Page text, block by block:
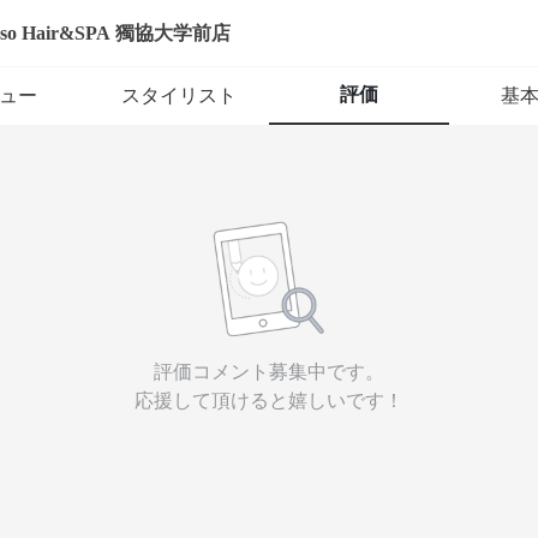
Hair&SPA 獨協大学前店
ー スタイリスト 評価 基
評価コメント募集中です。
応援して頂けると嬉しいです！